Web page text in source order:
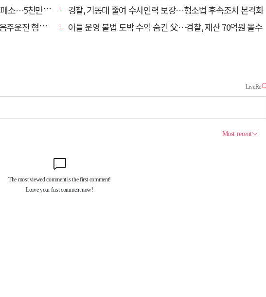
원 청구 기각
경찰, 기동대 줄여 수사인력 보강…형소법 후속조치 본격화
혐의 제외
아들 운영 불법 도박 수익 숨긴 父…검찰, 재산 70억원 몰수